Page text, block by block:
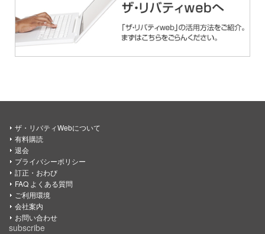
ザ・リバティWebについて
有料購読
退会
プライバシーポリシー
訂正・おわび
FAQ よくある質問
ご利用環境
会社案内
お問い合わせ
subscribe